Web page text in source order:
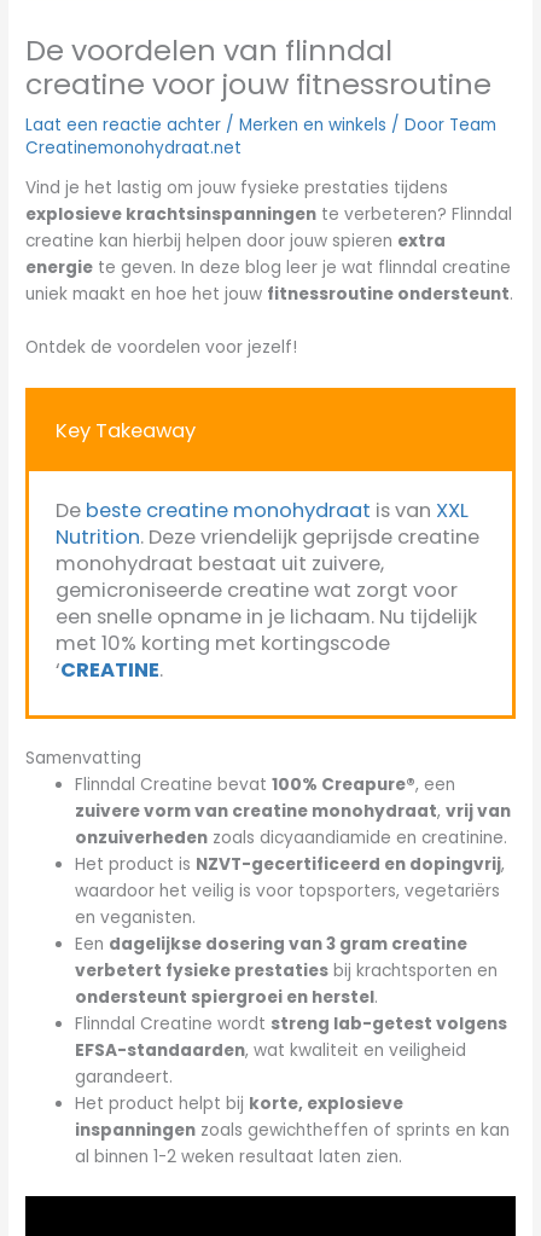
De voordelen van flinndal
creatine voor jouw fitnessroutine
Laat een reactie achter /Merken en winkels / Door Team
Creatinemonohydraat.net
Vind je het lastig om jouw fysieke prestaties tijdens
explosieve krachtsinspanningen te verbeteren? Flinndal
creatine kan hierbij helpen door jouw spieren extra
energie te geven. In deze blog leer je wat flinndal creatine
uniek maakt en hoe het jouw fitnessroutine ondersteunt.
Ontdek de voordelen voor jezelf!
Key Takeaway
De beste creatine monohydraat is van XXL
Nutrition. Deze vriendelijk geprijsde creatine
monohydraat bestaat uit zuivere,
gemicroniseerde creatine wat zorgt voor
een snelle opname in je lichaam. Nu tijdelijk
met 10% korting met kortingscode
‘CREATINE.
Samenvatting
Flinndal Creatine bevat100% Creapure®, een
zuivere vorm van creatine monohydraat,vrij van
onzuiverheden zoals dicyaandiamide en creatinine.
Het product is NZVT-gecertificeerd en dopingvrij,
waardoor het veilig is voor topsporters, vegetariërs
en veganisten.
Een dagelijkse dosering van 3 gram creatine
verbetert fysieke prestaties bij krachtsporten en
ondersteunt spiergroei en herstel.
Flinndal Creatine wordt streng lab-getest volgens
EFSA-standaarden, wat kwaliteit en veiligheid
garandeert.
Het product helpt bij korte, explosieve
inspanningen zoals gewichtheffen of sprints en kan
al binnen 1-2 weken resultaat laten zien.